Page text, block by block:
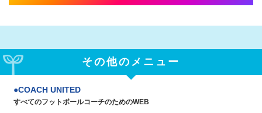
その他のメニュー
COACH UNITED
すべてのフットボールコーチのためのWEB